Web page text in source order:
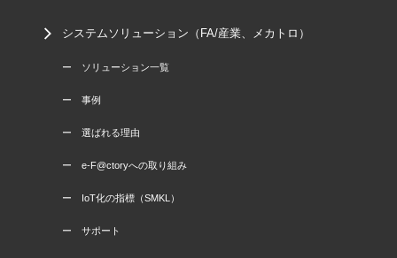
システムソリューション（FA/産業、メカトロ）
ー ソリューション一覧
ー 事例
ー 選ばれる理由
ー e-F@ctoryへの取り組み
ー IoT化の指標（SMKL）
ー サポート